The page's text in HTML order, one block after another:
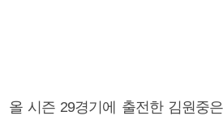
올 시즌 29경기에 출전한 김원중